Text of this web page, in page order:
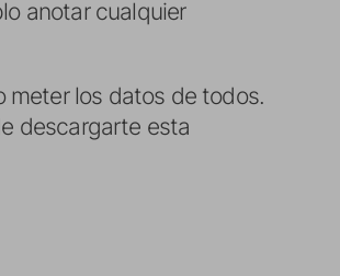
anotar cualquier
meter los datos de todos.
descargarte esta